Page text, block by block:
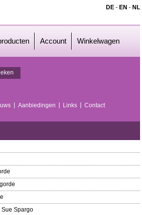
DE- EN - NL
Account Winkelwagen
Aanbiedingen Links Contact
Sue Spargo